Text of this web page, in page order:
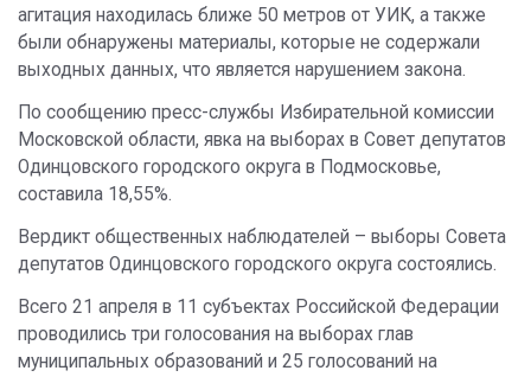
агитация находилась ближе 50 метров от УИК, а также
были обнаружены материалы, которые не содержали
выходных данных, что является нарушением закона.
По сообщению пресс-службы Избирательной комиссии
Московской области, явка на выборах в Совет депутатов
Одинцовского городского округа в Подмосковье,
составила 18,55%.
Вердикт общественных наблюдателей – выборы Совета
депутатов Одинцовского городского округа состоялись.
Всего 21 апреля в 11 субъектах Российской Федерации
проводились три голосования на выборах глав
муниципальных образований и 25 голосований на